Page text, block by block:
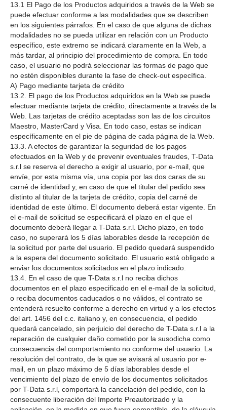
13.1 El Pago de los Productos adquiridos a través de la Web se
puede efectuar conforme a las modalidades que se describen
en los siguientes párrafos. En el caso de que alguna de dichas
modalidades no se pueda utilizar en relación con un Producto
específico, este extremo se indicará claramente en la Web, a
más tardar, al principio del procedimiento de compra. En todo
caso, el usuario no podrá seleccionar las formas de pago que
no estén disponibles durante la fase de check-out específica.
A) Pago mediante tarjeta de crédito
13.2. El pago de los Productos adquiridos en la Web se puede
efectuar mediante tarjeta de crédito, directamente a través de la
Web. Las tarjetas de crédito aceptadas son las de los circuitos
Maestro, MasterCard y Visa. En todo caso, estas se indican
específicamente en el pie de página de cada página de la Web.
13.3. A efectos de garantizar la seguridad de los pagos
efectuados en la Web y de prevenir eventuales fraudes, T-Data
s.r.l se reserva el derecho a exigir al usuario, por e-mail, que
envíe, por esta misma vía, una copia por las dos caras de su
carné de identidad y, en caso de que el titular del pedido sea
distinto al titular de la tarjeta de crédito, copia del carné de
identidad de este último. El documento deberá estar vigente. En
el e-mail de solicitud se especificará el plazo en el que el
documento deberá llegar a T-Data s.r.l. Dicho plazo, en todo
caso, no superará los 5 días laborables desde la recepción de
la solicitud por parte del usuario. El pedido quedará suspendido
a la espera del documento solicitado. El usuario está obligado a
enviar los documentos solicitados en el plazo indicado.
13.4. En el caso de que T-Data s.r.l no reciba dichos
documentos en el plazo especificado en el e-mail de la solicitud,
o reciba documentos caducados o no válidos, el contrato se
entenderá resuelto conforme a derecho en virtud y a los efectos
del art. 1456 del c.c. italiano y, en consecuencia, el pedido
quedará cancelado, sin perjuicio del derecho de T-Data s.r.l a la
reparación de cualquier daño cometido por la susodicha como
consecuencia del comportamiento no conforme del usuario. La
resolución del contrato, de la que se avisará al usuario por e-
mail, en un plazo máximo de 5 días laborables desde el
vencimiento del plazo de envío de los documentos solicitados
por T-Data s.r.l, comportará la cancelación del pedido, con la
consecuente liberación del Importe Preautorizado y la